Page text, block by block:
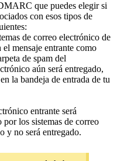
que puedes elegir si
con esos tipos de
de correo electrónico de
mensaje entrante como
de spam del
aún será entregado,
la bandeja de entrada de tu
entrante será
por los sistemas de correo
y no será entregado.